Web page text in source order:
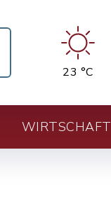
23 °C
WIRTSCHAFT